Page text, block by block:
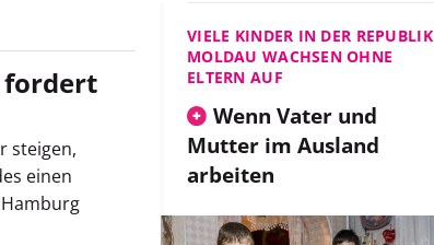
fordert
steigen,
einen
VIELE KINDER IN DER REPUBLIK
MOLDAU WACHSEN OHNE
ELTERN AUF
Wenn Vater und
Mutter im Ausland
arbeiten